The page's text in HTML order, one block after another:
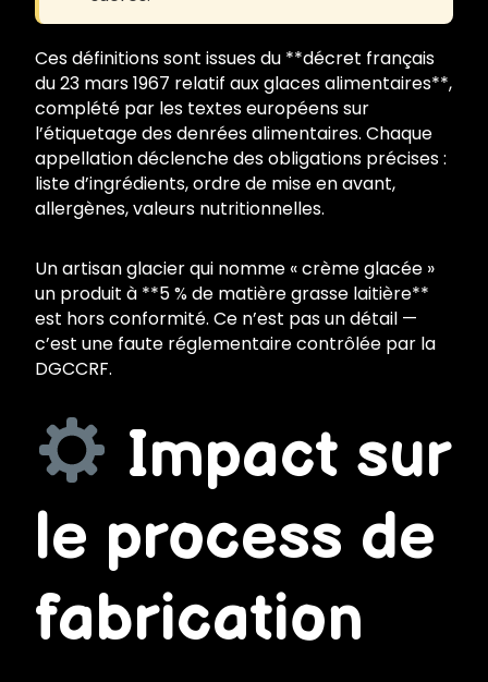
Ces définitions sont issues du **décret français
du 23 mars 1967 relatif aux glaces alimentaires**,
complété par les textes européens sur
l’étiquetage des denrées alimentaires. Chaque
appellation déclenche des obligations précises :
liste d’ingrédients, ordre de mise en avant,
allergènes, valeurs nutritionnelles.
Un artisan glacier qui nomme « crème glacée »
un produit à **5 % de matière grasse laitière**
est hors conformité. Ce n’est pas un détail —
c’est une faute réglementaire contrôlée par la
DGCCRF.
Impact sur
le process de
fabrication